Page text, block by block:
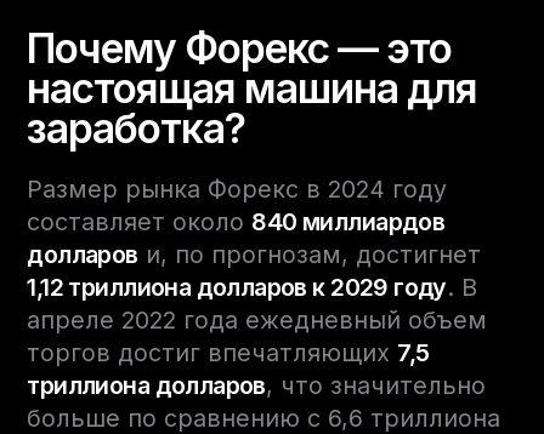
Почему Форекс — это
настоящая машина для
заработка?
Размер рынка Форекс в 2024 году
составляет около 840 миллиардов
долларов и, по прогнозам, достигнет
1,12 триллиона долларов к 2029 году. В
апреле 2022 года ежедневный объем
торгов достиг впечатляющих 7,5
триллиона долларов, что значительно
больше по сравнению с 6,6 триллиона